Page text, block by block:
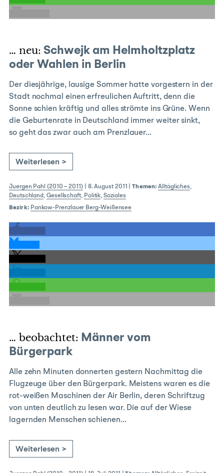
… neu: Schwejk am Helmholtzplatz
oder Wahlen in Berlin
Der diesjährige, lausige Sommer hatte vorgestern in der
Stadt nochmal einen erfreulichen Auftritt, denn die
Sonne schien kräftig und alles strömte ins Grüne. Wenn
die Geburtenrate in Deutschland immer weiter sinkt,
so geht das zwar auch am Prenzlauer…
Weiterlesen >
Juergen Pahl (2010 – 2011)| 8. August 2011 |Themen: Alltägliches,
Deutschland, Gesellschaft, Politik,Soziales
Bezirk: Pankow-Prenzlauer Berg-Weißensee
… beobachtet: Männer vom
Bürgerpark
Alle zehn Minuten donnerten gestern Nachmittag die
Flugzeuge über den Bürgerpark. Meistens waren es die
rot-weißen Maschinen der Air Berlin, deren Schriftzug
von unten deutlich zu lesen war. Die auf der Wiese
lagernden Menschen schienen…
Weiterlesen >